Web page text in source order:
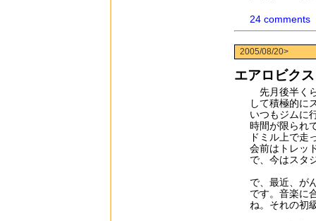
24 comments
2005/08/20>
エアロビク
先月後半く
して積極的に
いつもジムに
時間が限られ
ドミル上で走
会前はトレッ
で、今はスタ
で、最近、が
です。音楽に
ね。それの初